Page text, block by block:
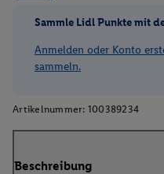
Sammle Lidl Punkte mit
Anmelden oder Konto
sammeln.
Artikelnummer: 100389234
Beschreibung